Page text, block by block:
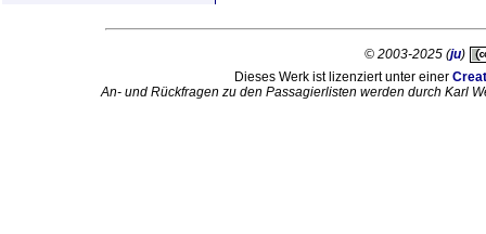
© 2003-2025 (ju)
Dieses Werk ist lizenziert unter einer
An- und Rückfragen zu den Passagierlisten werden durch Karl